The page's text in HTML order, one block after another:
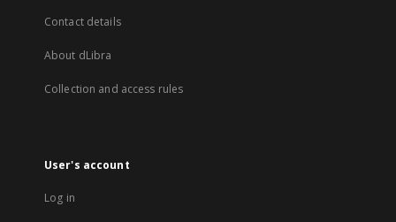
Contact details
About dLibra
Collection and access rules
User's account
Log in